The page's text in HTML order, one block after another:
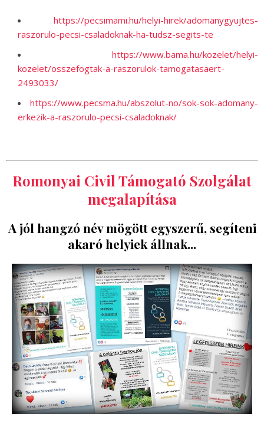
https://pecsimami.hu/helyi-hirek/adomanygyujtes-
raszorulo-pecsi-csaladoknak-ha-tudsz-segits-te
https://www.bama.hu/kozelet/helyi-
kozelet/osszefogtak-a-raszorulok-tamogatasaert-
2493033/
https://www.pecsma.hu/abszolut-no/sok-sok-adomany-
erkezik-a-raszorulo-pecsi-csaladoknak/
Romonyai Civil Támogató Szolgálat
megalapítása
A jól hangzó név mögött egyszerű, segíteni
akaró helyiek állnak...